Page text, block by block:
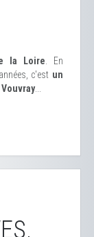
la Loire . En
c'est un
...